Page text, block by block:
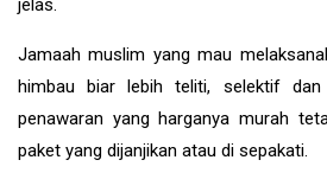
Jamaah muslim yang mau
himbau biar lebih teliti, selektif dan
penawaran yang harganya murah
paket yang dijanjikan atau di sepakati.